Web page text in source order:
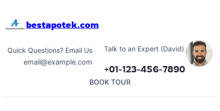
bestapotek.com
Quick Questions? Email Us
email@example.com
Talk to an Expert (David)
+01-123-456-7890
BOOK TOUR